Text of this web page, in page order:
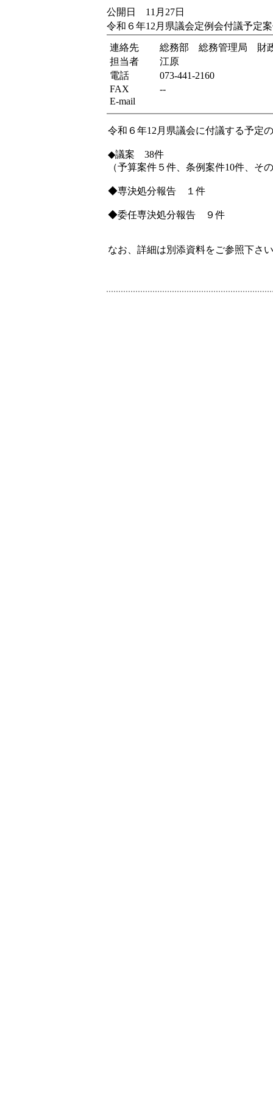
公開日 11月27日
令和６年12月県議会定例会付議予定
連絡先
総務部 総務管理局 財
担当者
江原
電話
073-441-2160
FAX
--
E-mail
令和６年12月県議会に付議する予定
◆議案 38件
（予算案件５件、条例案件10件、そ
◆専決処分報告 １件
◆委任専決処分報告 ９件
なお、詳細は別添資料をご参照下さ